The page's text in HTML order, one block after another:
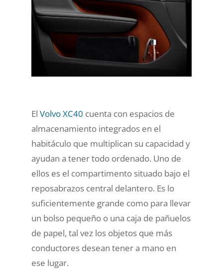
El Volvo XC40 cuenta con espacios de
almacenamiento integrados en el
habitáculo que multiplican su capacidad y
ayudan a tener todo ordenado. Uno de
ellos es el compartimento situado bajo el
reposabrazos central delantero. Es lo
suficientemente grande como para llevar
un bolso pequeño o una caja de pañuelos
de papel, tal vez los objetos que más
conductores desean tener a mano en
ese lugar.